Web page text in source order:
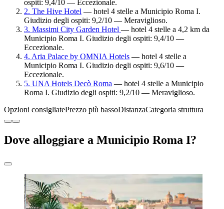
ospiti: 9,4/10 — Eccezionale.
2. The Hive Hotel — hotel 4 stelle a Municipio Roma I.
Giudizio degli ospiti: 9,2/10 — Meraviglioso.
3. Massimi City Garden Hotel — hotel 4 stelle a 4,2 km da
Municipio Roma I. Giudizio degli ospiti: 9,4/10 —
Eccezionale.
4. Aria Palace by OMNIA Hotels — hotel 4 stelle a
Municipio Roma I. Giudizio degli ospiti: 9,6/10 —
Eccezionale.
5. UNA Hotels Decò Roma — hotel 4 stelle a Municipio
Roma I. Giudizio degli ospiti: 9,2/10 — Meraviglioso.
Opzioni consigliatePrezzo più bassoDistanzaCategoria struttura
Dove alloggiare a Municipio Roma I?